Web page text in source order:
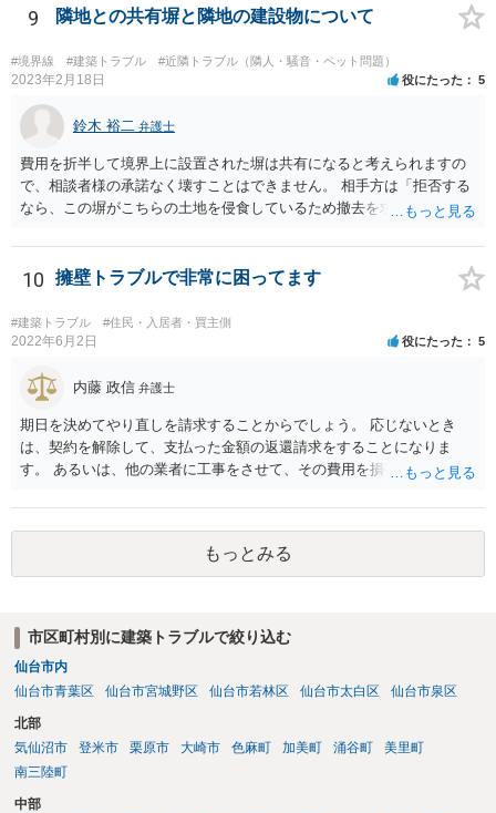
取りの交渉をすることもあり得るでしょう。 反対に、明け渡しを求め
困難とならざるを得ないでしょう。 いずれにしても、（強制的な）明
け渡しなどの請求もお考えなのであれば、現況や契約書等の確認が不
可欠ですから、資料等一式を持参して弁護士にご相談された方がよい
かと思います。
9 隣地との共有塀と隣地の建設物について
#境界線 #建築トラブル #近隣トラブル（隣人・騒音・ペット問題）
2023年2月18日 役にたった 5
鈴木 裕二 弁護士
費用を折半して境界上に設置された塀は共有になると考えられますの
で、相談者様の承諾なく壊すことはできません。 相手方は「拒否する
なら、この塀がこちらの土地を侵食しているため撤去を求める手続き
ているわけですから、相談者様の同意なく塀の撤去を求めることは法
的には難しいように思われます。 また、「隣地（相談者様）の許可」
層建築物の建築確認を得る際は、近隣住民と協議してその建築に関し
同意を得るよう行政指導が行われておりますので、（推測になってし
たのかもしれません。 近隣住民の同意は必須の要件ではないため、直
請を行ったことについて申請者の責任を追及する余地はあろうかと存
じます。 お話をお聞きする限り、相手方のやり口は非常に強引かつ高
圧的で、相談者様が恐怖を感じるのは無理もないことかと思います。
取った」ということについて説明を求める旨を記載した通知書を送り
士に任せることができ、相手方と話さなければならないという精神的
なご負担をなくすこともできます。 相手方に恐怖を感じ、ご自身で話
し合いを行うことができそうにないようでしたら、一度弁護士に依頼
することをご検討いただくのがよろしいかもしれません。 ご参考にな
れば幸いです。
10 擁壁トラブルで非常に困ってます
#建築トラブル #住民・入居者・買主側
2022年6月2日 役にたった 5
内藤 政信 弁護士
期日を決めてやり直しを請求することからでしょう。 応じないとき
は、契約を解除して、支払った金額の返還請求をすることになりま
す。 あるいは、他の業者に工事をさせて、その費用を損害として請求
もっとみる
市区町村別に建築トラブルで絞り込む
仙台市内
仙台市青葉区
仙台市宮城野区 仙台市若林区 仙台市太白区 仙台市泉区
北部
気仙沼市
登米市 栗原市 大崎市 色麻町 加美町 涌谷町
美里町
南三陸町
中部